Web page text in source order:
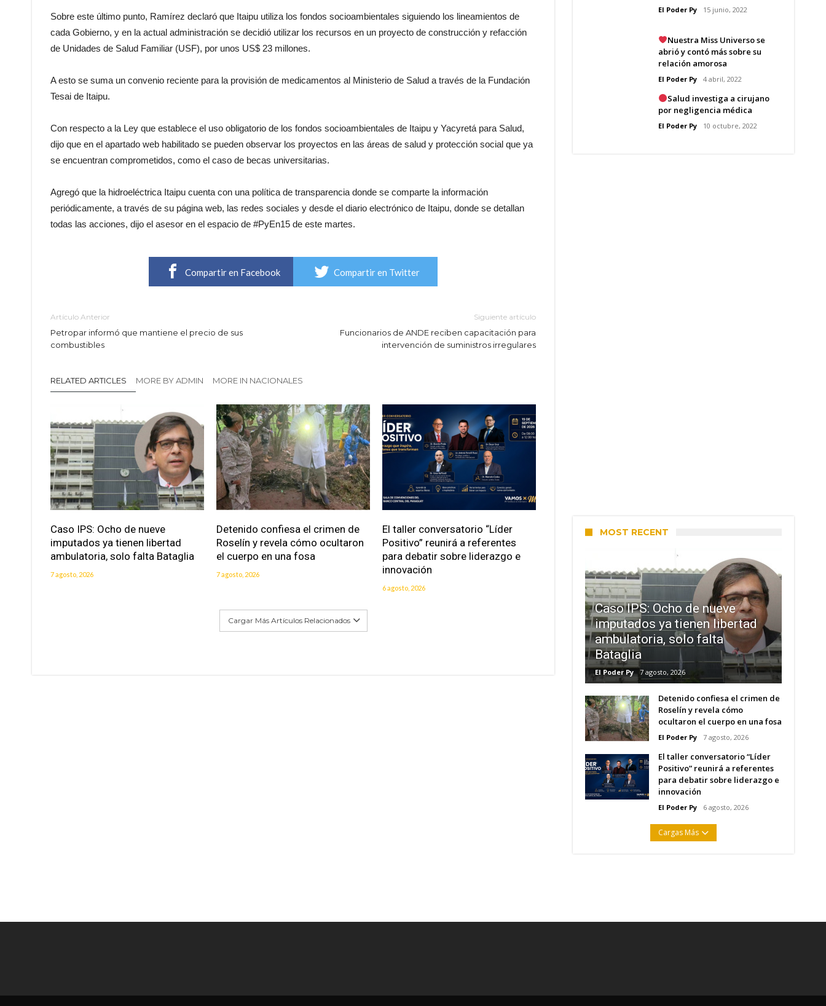
Sobre este último punto, Ramírez declaró que Itaipu utiliza los fondos socioambientales siguiendo los lineamientos de
cada Gobierno, y en la actual administración se decidió utilizar los recursos en un proyecto de construcción y refacción
de Unidades de Salud Familiar (USF), por unos US$ 23 millones.
A esto se suma un convenio reciente para la provisión de medicamentos al Ministerio de Salud a través de la Fundación
Tesai de Itaipu.
Con respecto a la Ley que establece el uso obligatorio de los fondos socioambientales de Itaipu y Yacyretá para Salud,
dijo que en el apartado web habilitado se pueden observar los proyectos en las áreas de salud y protección social que ya
se encuentran comprometidos, como el caso de becas universitarias.
Agregó que la hidroeléctrica Itaipu cuenta con una política de transparencia donde se comparte la información
periódicamente, a través de su página web, las redes sociales y desde el diario electrónico de Itaipu, donde se detallan
todas las acciones, dijo el asesor en el espacio de #PyEn15 de este martes.
Compartir en Facebook Compartir en Twitter
Artículo Anterior
Petropar informó que mantiene el precio de sus
combustibles
Siguiente artículo
Funcionarios de ANDE reciben capacitación para
intervención de suministros irregulares
RELATED ARTICLES MORE BY ADMIN MORE IN NACIONALES
Caso IPS: Ocho de nueve
imputados ya tienen libertad
ambulatoria, solo falta Bataglia
7 agosto, 2026
Detenido confiesa el crimen de
Roselín y revela cómo ocultaron
el cuerpo en una fosa
7 agosto, 2026
El taller conversatorio “Líder
Positivo” reunirá a referentes
para debatir sobre liderazgo e
innovación
6 agosto, 2026
Cargar Más Artículos Relacionados
El Poder Py 15 junio, 2022
Nuestra Miss Universo se
abrió y contó más sobre su
relación amorosa
El Poder Py 4 abril, 2022
Salud investiga a cirujano
por negligencia médica
El Poder Py 10 octubre, 2022
MOST RECENT
Caso IPS: Ocho de nueve
imputados ya tienen libertad
ambulatoria, solo falta
Bataglia
El Poder Py 7 agosto, 2026
Detenido confiesa el crimen de
Roselín y revela cómo
ocultaron el cuerpo en una fosa
El Poder Py 7 agosto, 2026
El taller conversatorio “Líder
Positivo” reunirá a referentes
para debatir sobre liderazgo e
innovación
El Poder Py 6 agosto, 2026
Cargas Más